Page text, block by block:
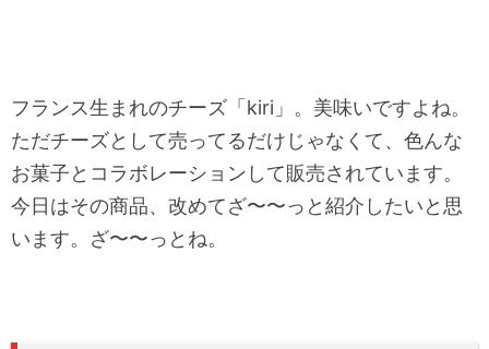
フランス生まれのチーズ「kiri」。美味いですよね。
ただチーズとして売ってるだけじゃなくて、色んな
お菓子とコラボレーションして販売されています。
今日はその商品、改めてざ〜〜っと紹介したいと思
います。ざ〜〜っとね。